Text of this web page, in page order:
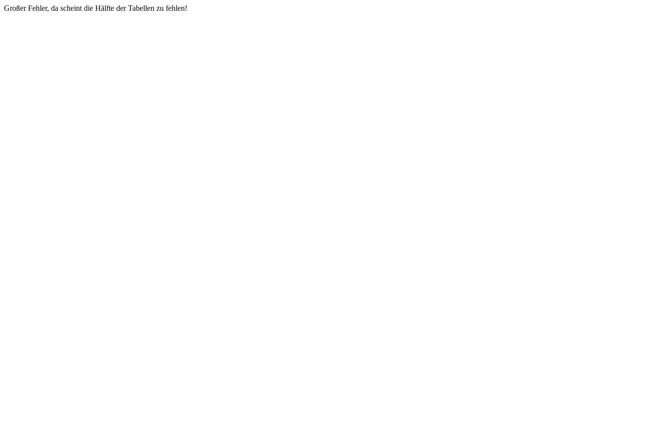
Großer Fehler, da scheint die Hälfte der Tabellen zu fehlen!